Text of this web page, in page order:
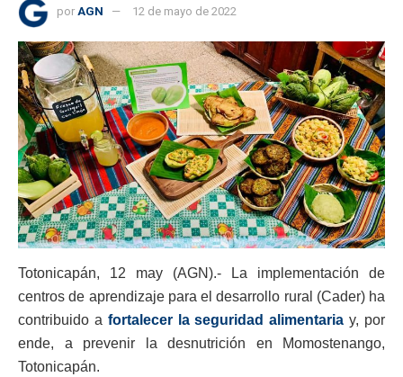
por AGN 12 de mayo de 2022
Totonicapán, 12 may (AGN).- La implementación de
centros de aprendizaje para el desarrollo rural (Cader) ha
contribuido a fortalecer la seguridad alimentaria y, por
ende, a prevenir la desnutrición en Momostenango,
Totonicapán.